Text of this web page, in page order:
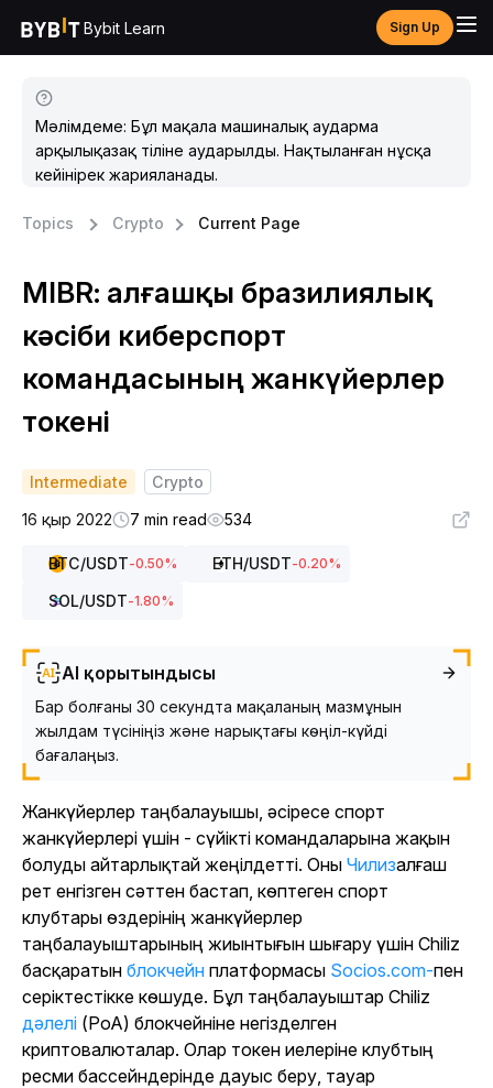
Bybit Learn Sign Up
Мәлімдеме: Бұл мақала машиналық аударма
арқылықазақ тіліне аударылды. Нақтыланған нұсқа
кейінірек жарияланады.
Topics Crypto Current Page
MIBR: алғашқы бразилиялық
кәсіби киберспорт
командасының жанкүйерлер
токені
Intermediate
Crypto
16 қыр 2022
7 min read 534
BTC/USDT-0.50% ETH/USDT-0.20%
SOL/USDT-1.80%
AI қорытындысы
Бар болғаны 30 секундта мақаланың мазмұнын
жылдам түсініңіз және нарықтағы көңіл-күйді
бағалаңыз.
Жанкүйерлер таңбалауышы, әсіресе спорт
жанкүйерлері үшін - сүйікті командаларына жақын
болуды айтарлықтай жеңілдетті. Оны Чилизалғаш
рет енгізген сәттен бастап, көптеген спорт
клубтары өздерінің жанкүйерлер
таңбалауыштарының жиынтығын шығару үшін Chiliz
басқаратын блокчейн платформасы Socios.com-пен
серіктестікке көшуде. Бұл таңбалауыштар Chiliz
дәлелі (PoA) блокчейніне негізделген
криптовалюталар. Олар токен иелеріне клубтың
ресми бассейндерінде дауыс беру, тауар